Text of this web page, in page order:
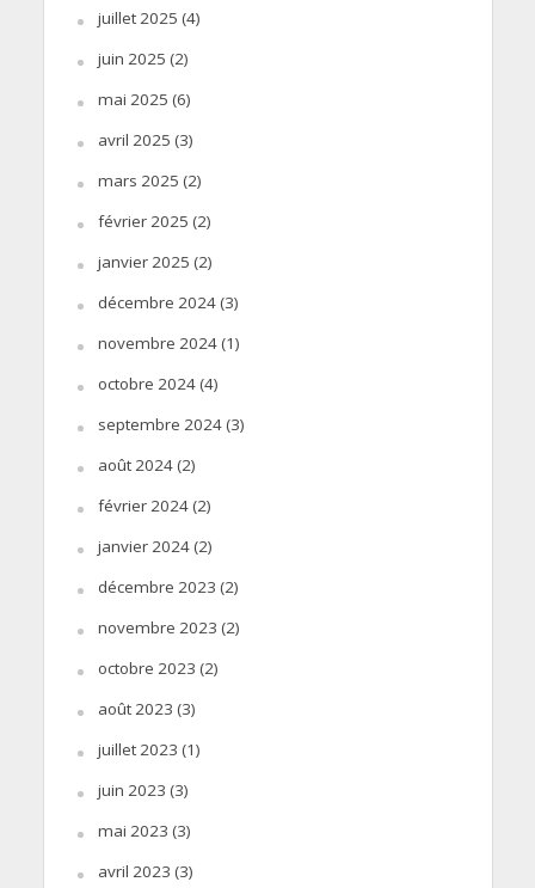
juillet 2025 (4)
juin 2025 (2)
mai 2025 (6)
avril 2025 (3)
mars 2025 (2)
février 2025 (2)
janvier 2025 (2)
décembre 2024(3)
novembre 2024(1)
octobre 2024(4)
septembre 2024(3)
août 2024(2)
février 2024(2)
janvier 2024(2)
décembre 2023 (2)
novembre 2023 (2)
octobre 2023 (2)
août 2023 (3)
juillet 2023 (1)
juin 2023 (3)
mai 2023 (3)
avril 2023 (3)